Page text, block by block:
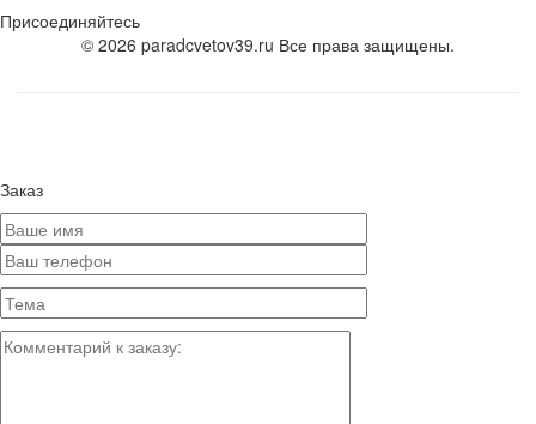
Присоединяйтесь
© 2026 paradcvetov39.ru Все права защищены.
Заказ